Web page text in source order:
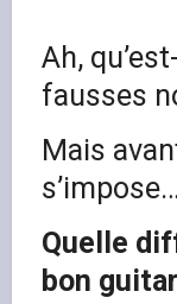
Ah,
fausses
Mais
s’impose…
Quelle
bon